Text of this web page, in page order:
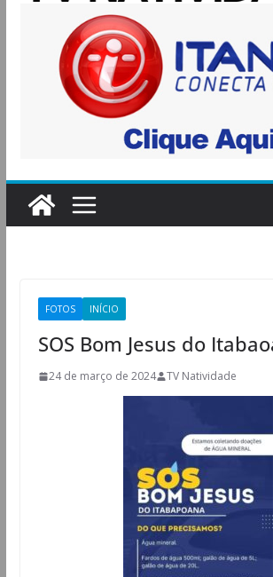
FOTOS INÍCIO
SOS Bom Jesus do
24 de março de 2024 TV Natividade